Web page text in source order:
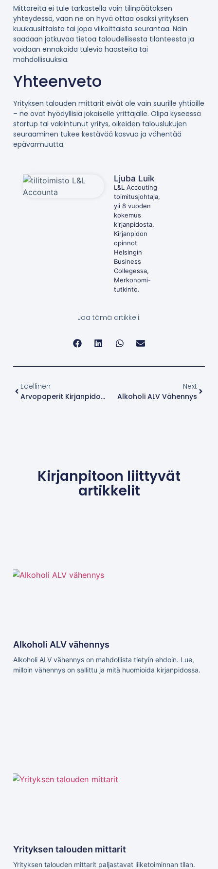
Mittareita ei tule tarkastella vain tilinpäätöksen
yhteydessä, vaan ne on hyvä ottaa osaksi yrityksen
kuukausittaista tai jopa viikoittaista seurantaa. Näin
saadaan jatkuvaa tietoa taloudellisesta tilanteesta ja
voidaan ennakoida tulevia haasteita tai
mahdollisuuksia.
Yhteenveto
Yrityksen talouden mittarit eivät ole vain suurille yhtiöille
– ne ovat hyödyllisiä jokaiselle yrittäjälle. Olipa kyseessä
startup tai vakiintunut yritys, oikeiden talouslukujen
seuraaminen tukee kestävää kasvua ja vähentää
epävarmuutta.
Ljuba Luik
L&L Accouting
toimitusjohtaja,
yli 8 vuoden
kokemus
kirjanpidosta.
Kirjanpidon
opinnot
Helsingin
Business
Collegessa,
Merkonomi-
tutkinto.
Jaa tämä artikkeli:
Edellinen
Arvopaperit Kirjanpidossa
Next
Alkoholi ALV Vähennys
Kirjanpitoon liittyvät
artikkelit
Alkoholi ALV vähennys
Alkoholi ALV vähennys on mahdollista tietyin ehdoin. Lue,
milloin vähennys on sallittu ja mitä huomioida kirjanpidossa.
Yrityksen talouden mittarit
Yrityksen talouden mittarit paljastavat liiketoiminnan tilan.